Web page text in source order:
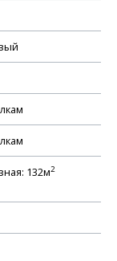
132м2
комплекта КР
материалов
элементов